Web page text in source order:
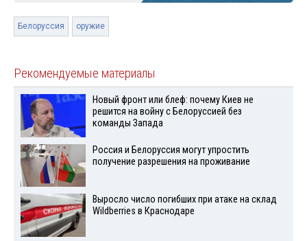
Белоруссия оружие
Рекомендуемые материалы
Новый фронт или блеф: почему Киев не
решится на войну с Белоруссией без
команды Запада
Россия и Белоруссия могут упростить
получение разрешения на проживание
Выросло число погибших при атаке на склад
Wildberries в Краснодаре